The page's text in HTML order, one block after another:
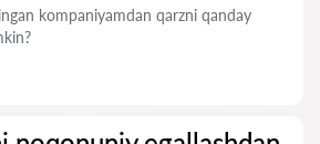
kompaniyamdan qarzni qanday